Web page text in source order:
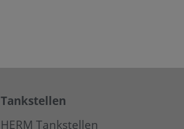
Tankstellen
HERM Tankstellen